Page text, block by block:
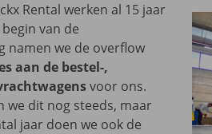
Rental werken al 15 jaar
van de
namen we de overflow
aan de bestel-,
voor ons.
we dit nog steeds, maar
jaar doen we ook de